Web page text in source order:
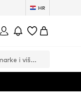
HR